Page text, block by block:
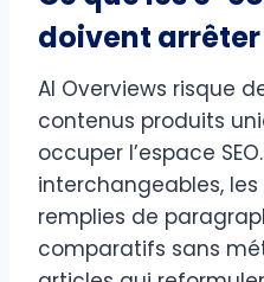
doivent
AI Overviews risque
contenus produits
occuper l’espace
interchangeables,
remplies de
comparatifs sans